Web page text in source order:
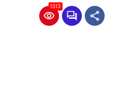
1313